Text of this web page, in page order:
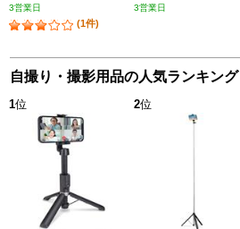
3営業日
(1件)
3営業日
自撮り・撮影用品の人気ランキング
1位 2位